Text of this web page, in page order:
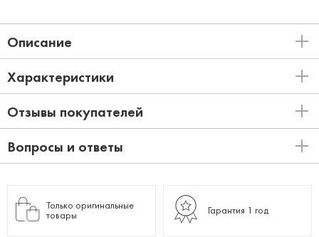
Описание
Характеристики
Отзывы покупателей
Вопросы и ответы
Только оригинальные
товары
Гарантия 1 год